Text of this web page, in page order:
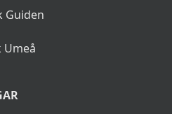
Guiden